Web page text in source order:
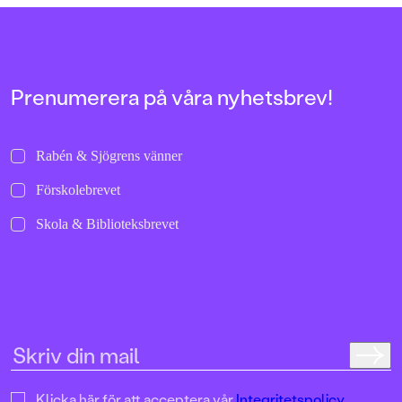
Prenumerera på våra nyhetsbrev!
Rabén & Sjögrens vänner
Förskolebrevet
Skola & Biblioteksbrevet